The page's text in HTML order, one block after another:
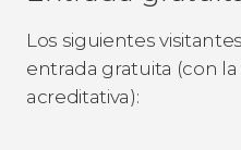
Los siguientes
entrada gratuita (con
acreditativa):